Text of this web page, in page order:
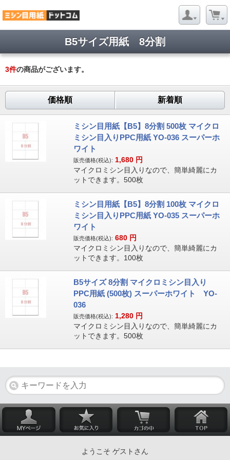
B5サイズ用紙 8分割
3件の商品がございます。
価格順 新着順
ミシン目用紙【B5】8分割 500枚 マイクロ
ミシン目入りPPC用紙 YO-036 スーパーホ
ワイト
販売価格(税込): 1,680 円
マイクロミシン目入りなので、簡単綺麗にカ
ットできます。500枚
ミシン目用紙【B5】8分割 100枚 マイクロ
ミシン目入りPPC用紙 YO-035 スーパーホ
ワイト
販売価格(税込): 680 円
マイクロミシン目入りなので、簡単綺麗にカ
ットできます。100枚
B5サイズ 8分割 マイクロミシン目入り
PPC用紙 (500枚) スーパーホワイト YO-
036
販売価格(税込): 1,280 円
マイクロミシン目入りなので、簡単綺麗にカ
ットできます。500枚
ようこそ ゲストさん